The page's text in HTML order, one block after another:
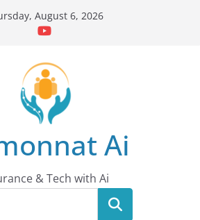
August 6, 2026
Ai
& Tech with Ai